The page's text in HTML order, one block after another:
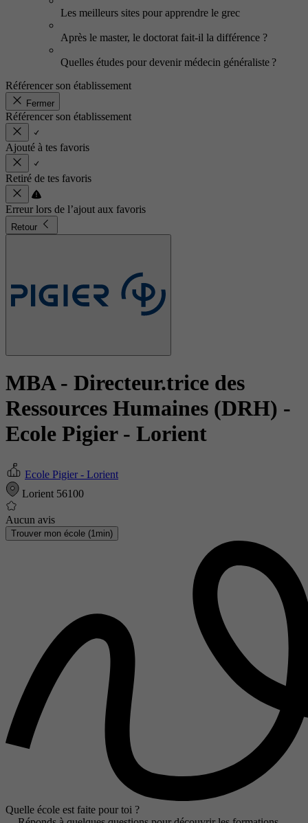
Les meilleurs sites pour apprendre le grec
Après le master, le doctorat fait-il la différence ?
Quelles études pour devenir médecin généraliste ?
Référencer son établissement
Fermer
Référencer son établissement
Ajouté à tes favoris
Retiré de tes favoris
Erreur lors de l’ajout aux favoris
Retour
MBA - Directeur.trice des
Ressources Humaines (DRH) -
Ecole Pigier - Lorient
Ecole Pigier - Lorient
Lorient 56100
Aucun avis
Trouver mon école (1min)
Quelle école est faite pour toi ?